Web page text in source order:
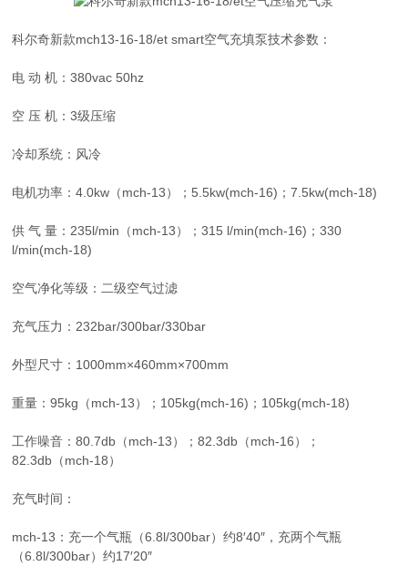
科尔奇新款mch13-16-18/et smart空气充填泵技术参数：
电 动 机：380vac 50hz
空 压 机：3级压缩
冷却系统：风冷
电机功率：4.0kw（mch-13）；5.5kw(mch-16)；7.5kw(mch-18)
供 气 量：235l/min（mch-13）；315 l/min(mch-16)；330
l/min(mch-18)
空气净化等级：二级空气过滤
充气压力：232bar/300bar/330bar
外型尺寸：1000mm×460mm×700mm
重量：95kg（mch-13）；105kg(mch-16)；105kg(mch-18)
工作噪音：80.7db（mch-13）；82.3db（mch-16）；
82.3db（mch-18）
充气时间：
mch-13：充一个气瓶（6.8l/300bar）约8′40″，充两个气瓶
（6.8l/300bar）约17′20″